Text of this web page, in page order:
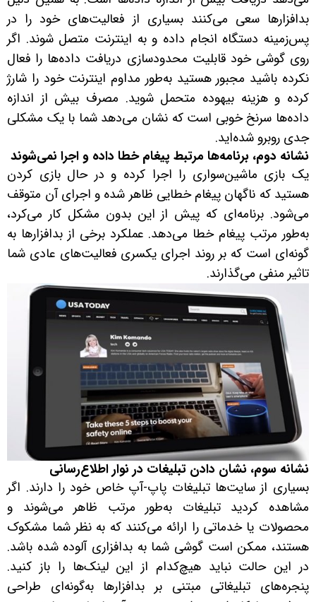
بدافزارها سعی می‌کنند بسیاری از فعالیت‌های خود را در
پس‌زمینه دستگاه انجام داده و به اینترنت متصل شوند. اگر
روی گوشی خود قابلیت محدودسازی دریافت داده‌ها را فعال
نکرده باشید مجبور هستید به‌طور مداوم اینترنت خود را شارژ
کرده و هزینه بیهوده متحمل شوید. مصرف بیش از اندازه
داده‌ها سرنخ خوبی است که نشان می‌دهد شما با یک مشکلی
جدی روبرو شده‌اید.
نشانه دوم، برنامه‌ها مرتبط پیغام خطا داده و اجرا نمی‌شوند
یک بازی ماشین‌سواری را اجرا کرده و در حال بازی کردن
هستید که ناگهان پیغام خطایی ظاهر شده و اجرای آن متوقف
می‌شود. برنامه‌ای که پیش از این بدون مشکل کار می‌کرد،
به‌طور مرتب پیغام خطا می‌دهد. عملکرد برخی از بدافزارها به
گونه‌ای است که بر روند اجرای یکسری فعالیت‌های عادی شما
تاثیر منفی می‌گذارند.
نشانه سوم، نشان دادن تبلیغات در نوار اطلاع‌رسانی
بسیاری از سایت‌ها تبلیغات پاپ‌-آپ خاص خود را دارند. اگر
مشاهده کردید تبلیغات به‌طور مرتب ظاهر می‌شوند و
محصولات یا خدماتی را ارائه می‌کنند که به نظر شما مشکوک
هستند، ممکن است گوشی شما به بدافزاری آلوده شده باشد.
در این حالت نباید هیچ‌کدام از این لینک‌ها را باز کنید.
پنجره‌های تبلیغاتی مبتنی بر بدافزارها به‌گونه‌ای طراحی